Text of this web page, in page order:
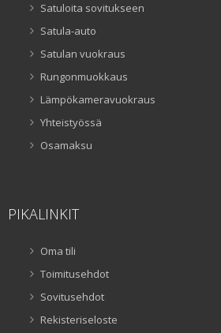
Satuloita sovitukseen
Satula-auto
Satulan vuokraus
Rungonmuokkaus
Lämpökameravuokraus
Yhteistyössä
Osamaksu
PIKALINKIT
Oma tili
Toimitusehdot
Sovitusehdot
Rekisteriseloste